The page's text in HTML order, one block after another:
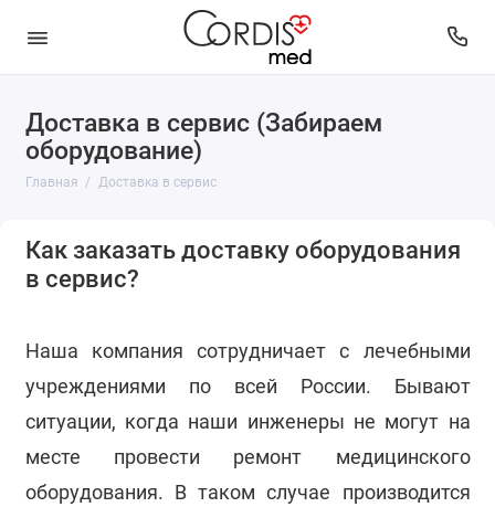
Доставка в сервис (Забираем
оборудование)
Главная Доставка в сервис
Как заказать доставку оборудования
в сервис?
Наша компания сотрудничает с лечебными
учреждениями по всей России. Бывают
ситуации, когда наши инженеры не могут на
месте провести ремонт медицинского
оборудования. В таком случае производится